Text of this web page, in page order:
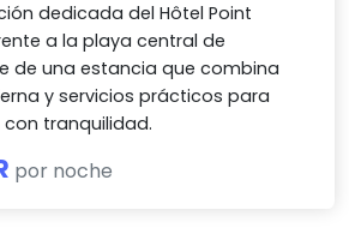
dedicada del Hôtel Point
a la playa central de
de una estancia que combina
y servicios prácticos para
tranquilidad.
por noche